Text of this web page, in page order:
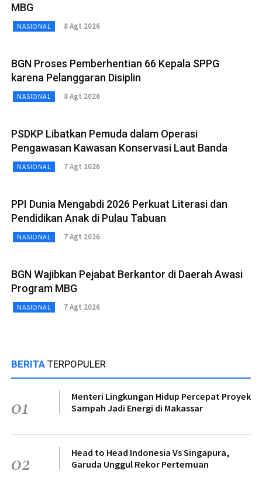
MBG
NASIONAL 8 Agt 2026
BGN Proses Pemberhentian 66 Kepala SPPG
karena Pelanggaran Disiplin
NASIONAL 8 Agt 2026
PSDKP Libatkan Pemuda dalam Operasi
Pengawasan Kawasan Konservasi Laut Banda
NASIONAL 7 Agt 2026
PPI Dunia Mengabdi 2026 Perkuat Literasi dan
Pendidikan Anak di Pulau Tabuan
NASIONAL 7 Agt 2026
BGN Wajibkan Pejabat Berkantor di Daerah Awasi
Program MBG
NASIONAL 7 Agt 2026
BERITA TERPOPULER
01
Menteri Lingkungan Hidup Percepat Proyek
Sampah Jadi Energi di Makassar
02
Head to Head Indonesia Vs Singapura,
Garuda Unggul Rekor Pertemuan